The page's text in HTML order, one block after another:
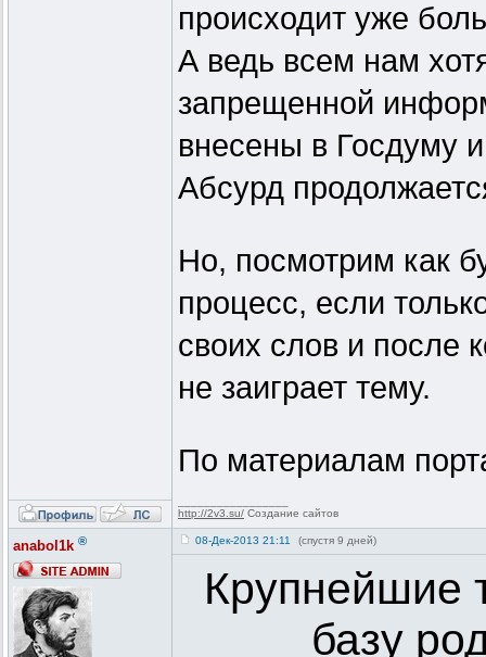
происходит уже
А ведь всем нам
запрещенной
внесены в Госдуму
Абсурд
Но, посмотрим как
процесс, если
своих слов и после
не заиграет тему.
По материалам
http://2v3.su/ Создание сайтов
anabol1k ® 08-Дек-2013 21:11 (спустя 9 дней)
Крупнейшие
базу